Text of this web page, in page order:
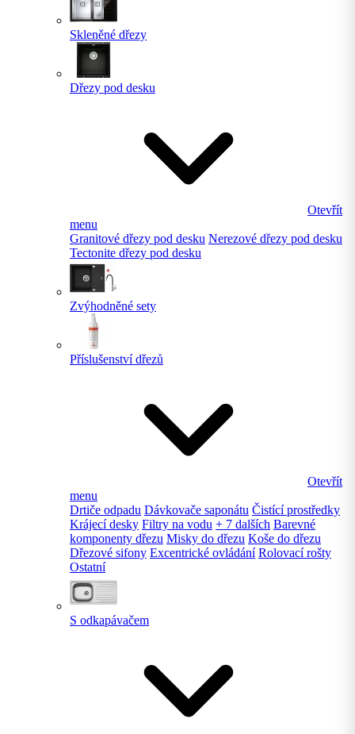
Skleněné dřezy
Dřezy pod desku
Otevřít
menu
Granitové dřezy pod desku Nerezové dřezy pod desku
Tectonite dřezy pod desku
Zvýhodněné sety
Příslušenství dřezů
Otevřít
menu
Drtiče odpadu Dávkovače saponátu Čistící prostředky
Krájecí desky Filtry na vodu + 7 dalších Barevné
komponenty dřezu Misky do dřezu Koše do dřezu
Dřezové sifony Excentrické ovládání Rolovací rošty
Ostatní
S odkapávačem